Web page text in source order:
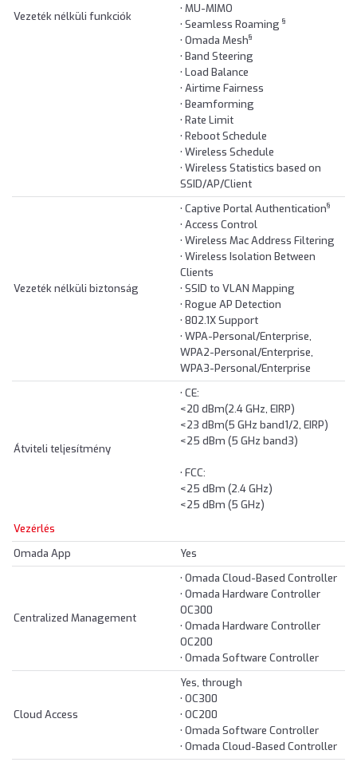
Vezeték nélküli funkciók
• MU-MIMO
• Seamless Roaming §
• Omada Mesh§
• Band Steering
• Load Balance
• Airtime Fairness
• Beamforming
• Rate Limit
• Reboot Schedule
• Wireless Schedule
• Wireless Statistics based on
SSID/AP/Client
Vezeték nélküli biztonság
• Captive Portal Authentication§
• Access Control
• Wireless Mac Address Filtering
• Wireless Isolation Between
Clients
• SSID to VLAN Mapping
• Rogue AP Detection
• 802.1X Support
• WPA-Personal/Enterprise,
WPA2-Personal/Enterprise,
WPA3-Personal/Enterprise
Átviteli teljesítmény
• CE:
<20 dBm(2.4 GHz, EIRP)
<23 dBm(5 GHz band1/2, EIRP)
<25 dBm (5 GHz band3)
• FCC:
<25 dBm (2.4 GHz)
<25 dBm (5 GHz)
Vezérlés
Omada App
Yes
Centralized Management
• Omada Cloud-Based Controller
• Omada Hardware Controller
OC300
• Omada Hardware Controller
OC200
• Omada Software Controller
Cloud Access
Yes, through
• OC300
• OC200
• Omada Software Controller
• Omada Cloud-Based Controller